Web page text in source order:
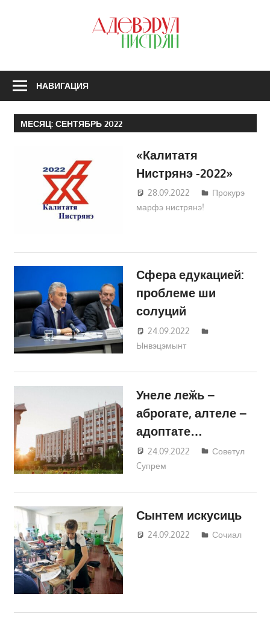
НАВИГАЦИЯ
МЕСЯЦ: СЕНТЯБРЬ 2022
«Калитатя
Нистрянэ -2022»
28.09.2022
Татьяна
Трифонова
Прокурэ
марфэ нистрянэ!
Сфера едукацией:
проблеме ши
солуций
24.09.2022
Ынвэцэмынт
Унеле леӂь –
аброгате, алтеле –
адоптате…
24.09.2022
Татьяна
Советул
Cупрем
Сынтем искусиць
24.09.2022
Татьяна
Сочиал